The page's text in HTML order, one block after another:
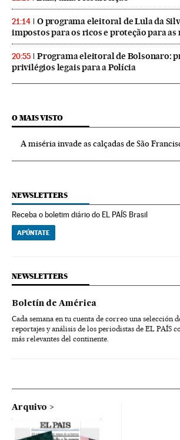
21:14
O programa eleitoral de Lula da
impostos para os ricos e proteção para
20:55
Programa eleitoral de Bolsonaro:
privilégios legais para a Polícia
O MAIS VISTO
A miséria invade as calçadas de São
NEWSLETTERS
Receba o boletim diário do EL PAÍS Brasil
APÚNTATE
NEWSLETTERS
Boletín de América
Cada semana en tu cuenta de correo una selección
reportajes y análisis de los periodistas de EL PAÍS
más relevantes del continente.
Arquivo